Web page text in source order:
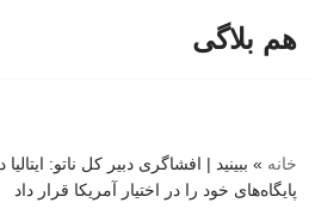
هم بلاگی
خانه » ببینید | افشاگری دبیر کل ناتو:
پایگاه‌های خود را در اختیار آمریکا قرار داد